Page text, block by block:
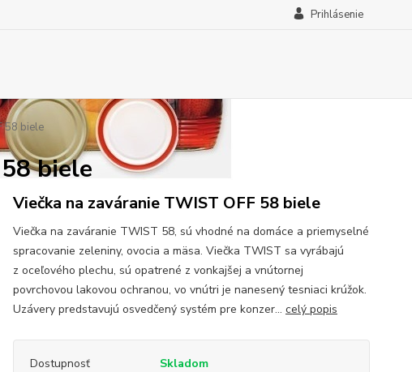
Prihlásenie
58 biele
biele
Viečka na zaváranie TWIST OFF 58 biele
Viečka na zaváranie TWIST 58, sú vhodné na domáce a priemyselné
spracovanie zeleniny, ovocia a mäsa. Viečka TWIST sa vyrábajú
z oceľového plechu, sú opatrené z vonkajšej a vnútornej
povrchovou lakovou ochranou, vo vnútri je nanesený tesniaci krúžok.
Uzávery predstavujú osvedčený systém pre konzer... celý popis
Dostupnosť Skladom